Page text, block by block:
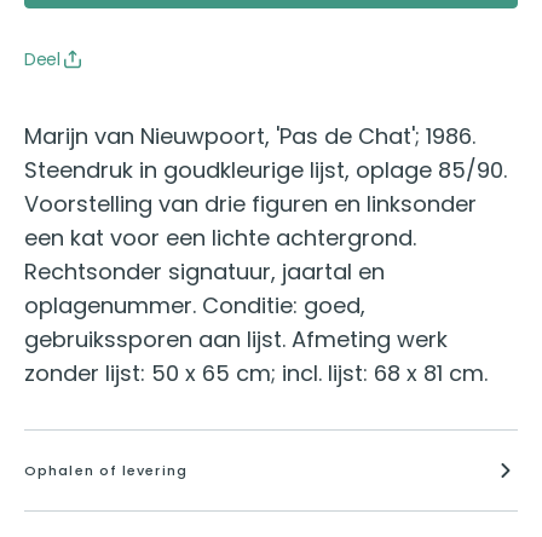
Deel
Marijn van Nieuwpoort, 'Pas de Chat'; 1986.
Steendruk in goudkleurige lijst, oplage 85/90.
Voorstelling van drie figuren en linksonder
een kat voor een lichte achtergrond.
Rechtsonder signatuur, jaartal en
oplagenummer. Conditie: goed,
gebruikssporen aan lijst. Afmeting werk
zonder lijst: 50 x 65 cm; incl. lijst: 68 x 81 cm.
Ophalen of levering